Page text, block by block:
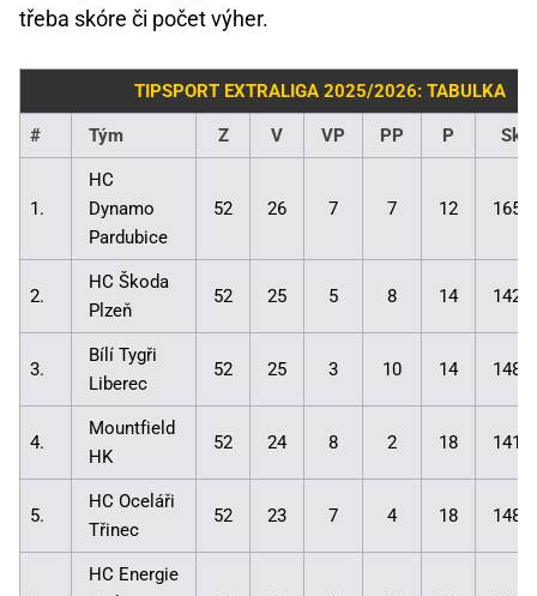
třeba skóre či počet výher.
TIPSPORT EXTRALIGA 2025/2026: TABULKA
# Tým Z V VP PP P
1.
HC
Dynamo
Pardubice
52 26 7 7 12
2.
HC Škoda
Plzeň
52 25 5 8 14
3.
Bílí Tygři
Liberec
52 25 3 10 14
4.
Mountfield
HK
52 24 8 2 18
5.
HC Oceláři
Třinec
52 23 7 4 18
HC Energie